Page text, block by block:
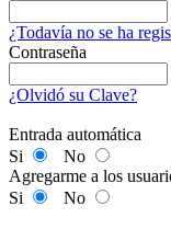
¿Todavía no se ha
Contraseña
¿Olvidó su Clave?
Entrada automática
Si
No
Agregarme a los
Si
No